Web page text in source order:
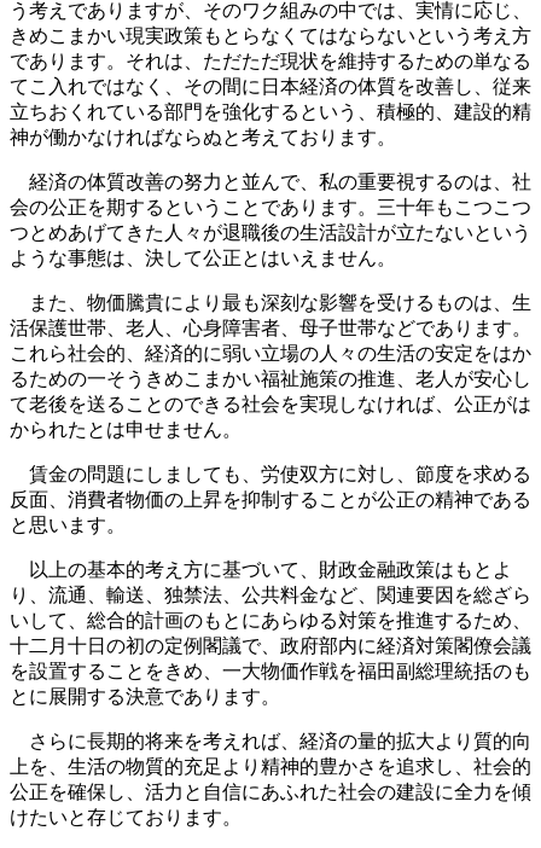
う考えでありますが、そのワク組みの中では、実情に応じ、
きめこまかい現実政策もとらなくてはならないという考え方
であります。それは、ただただ現状を維持するための単なる
てこ入れではなく、その間に日本経済の体質を改善し、従来
立ちおくれている部門を強化するという、積極的、建設的精
神が働かなければならぬと考えております。
経済の体質改善の努力と並んで、私の重要視するのは、社
会の公正を期するということであります。三十年もこつこつ
つとめあげてきた人々が退職後の生活設計が立たないという
ような事態は、決して公正とはいえません。
また、物価騰貴により最も深刻な影響を受けるものは、生
活保護世帯、老人、心身障害者、母子世帯などであります。
これら社会的、経済的に弱い立場の人々の生活の安定をはか
るための一そうきめこまかい福祉施策の推進、老人が安心し
て老後を送ることのできる社会を実現しなければ、公正がは
かられたとは申せません。
賃金の問題にしましても、労使双方に対し、節度を求める
反面、消費者物価の上昇を抑制することが公正の精神である
と思います。
以上の基本的考え方に基づいて、財政金融政策はもとよ
り、流通、輸送、独禁法、公共料金など、関連要因を総ざら
いして、総合的計画のもとにあらゆる対策を推進するため、
十二月十日の初の定例閣議で、政府部内に経済対策閣僚会議
を設置することをきめ、一大物価作戦を福田副総理統括のも
とに展開する決意であります。
さらに長期的将来を考えれば、経済の量的拡大より質的向
上を、生活の物質的充足より精神的豊かさを追求し、社会的
公正を確保し、活力と自信にあふれた社会の建設に全力を傾
けたいと存じております。